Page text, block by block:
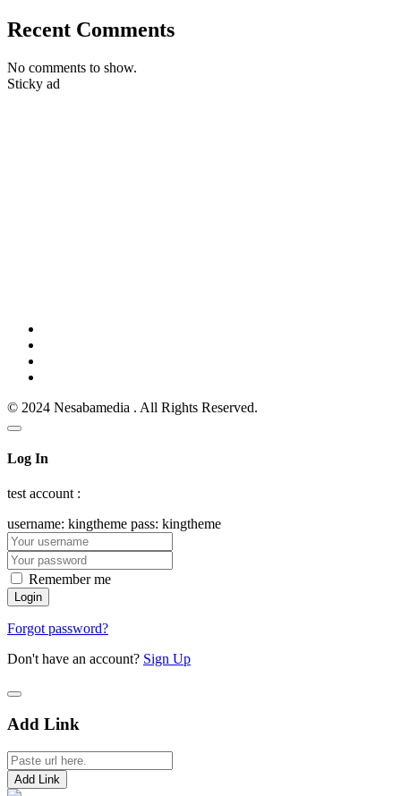
Recent Comments
No comments to show.
Sticky ad
© 2024 Nesabamedia . All Rights Reserved.
Log In
test account :
username: kingtheme pass: kingtheme
Remember me
Forgot password?
Don't have an account? Sign Up
Add Link
Add Link